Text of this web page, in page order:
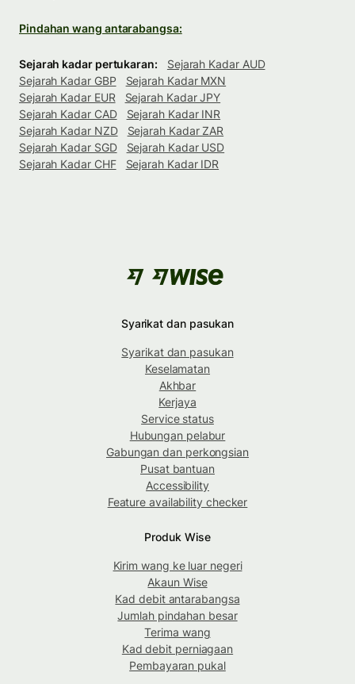
Pindahan wang antarabangsa:
Sejarah kadar pertukaran:
Sejarah Kadar AUD
Sejarah Kadar GBP
Sejarah Kadar MXN
Sejarah Kadar EUR
Sejarah Kadar JPY
Sejarah Kadar CAD
Sejarah Kadar INR
Sejarah Kadar NZD
Sejarah Kadar ZAR
Sejarah Kadar SGD
Sejarah Kadar USD
Sejarah Kadar CHF
Sejarah Kadar IDR
Syarikat dan pasukan
Syarikat dan pasukan
Keselamatan
Akhbar
Kerjaya
Service status
Hubungan pelabur
Gabungan dan perkongsian
Pusat bantuan
Accessibility
Feature availability checker
Produk Wise
Kirim wang ke luar negeri
Akaun Wise
Kad debit antarabangsa
Jumlah pindahan besar
Terima wang
Kad debit perniagaan
Pembayaran pukal